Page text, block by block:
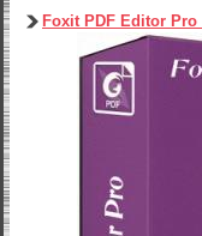
Foxit PDF Editor Pro